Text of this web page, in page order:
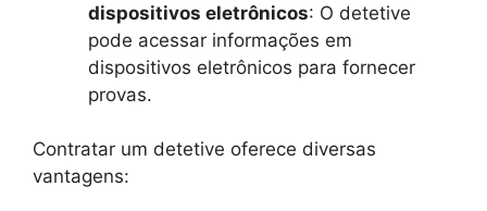
dispositivos eletrônicos: O detetive
pode acessar informações em
dispositivos eletrônicos para fornecer
provas.
Contratar um detetive oferece diversas
vantagens: